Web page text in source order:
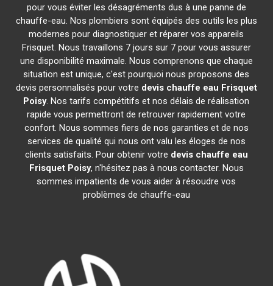
pour vous éviter les désagréments dus à une panne de
chauffe-eau. Nos plombiers sont équipés des outils les plus
modernes pour diagnostiquer et réparer vos appareils
Frisquet. Nous travaillons 7 jours sur 7 pour vous assurer
une disponibilité maximale. Nous comprenons que chaque
situation est unique, c'est pourquoi nous proposons des
devis personnalisés pour votre devis chauffe eau Frisquet
Poisy. Nos tarifs compétitifs et nos délais de réalisation
rapide vous permettront de retrouver rapidement votre
confort. Nous sommes fiers de nos garanties et de nos
services de qualité qui nous ont valu les éloges de nos
clients satisfaits. Pour obtenir votre devis chauffe eau
Frisquet Poisy, n'hésitez pas à nous contacter. Nous
sommes impatients de vous aider à résoudre vos
problèmes de chauffe-eau